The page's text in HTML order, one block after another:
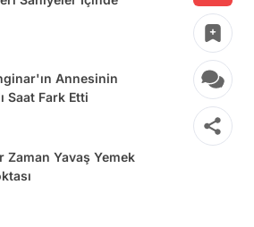
Annesinin
Saat Fark Etti
Zaman Yavaş Yemek